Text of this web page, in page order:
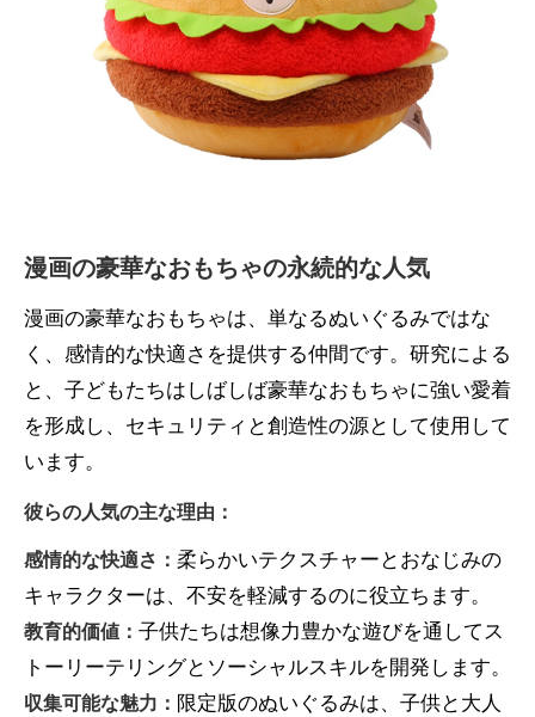
漫画の豪華なおもちゃの永続的な人気
漫画の豪華なおもちゃは、単なるぬいぐるみではな
く、感情的な快適さを提供する仲間です。研究による
と、子どもたちはしばしば豪華なおもちゃに強い愛着
を形成し、セキュリティと創造性の源として使用して
います。
彼らの人気の主な理由：
感情的な快適さ： 柔らかいテクスチャーとおなじみの
キャラクターは、不安を軽減するのに役立ちます。
教育的価値： 子供たちは想像力豊かな遊びを通してス
トーリーテリングとソーシャルスキルを開発します。
収集可能な魅力： 限定版のぬいぐるみは、子供と大人